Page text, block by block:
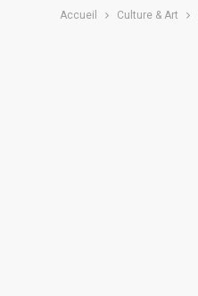
Accueil Culture & Art